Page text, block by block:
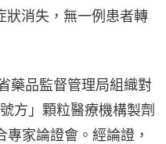
狀消失，無一例患者轉
藥品監督管理局組織對
方」顆粒醫療機構製劑
家論證會。經論證，